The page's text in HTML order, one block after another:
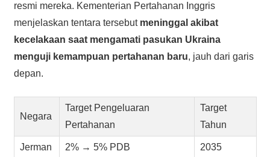
resmi mereka. Kementerian Pertahanan Inggris
menjelaskan tentara tersebut meninggal akibat
kecelakaan saat mengamati pasukan Ukraina
menguji kemampuan pertahanan baru, jauh dari garis
depan.
Negara
Target Pengeluaran
Pertahanan
Target
Tahun
Jerman 2% → 5% PDB 2035